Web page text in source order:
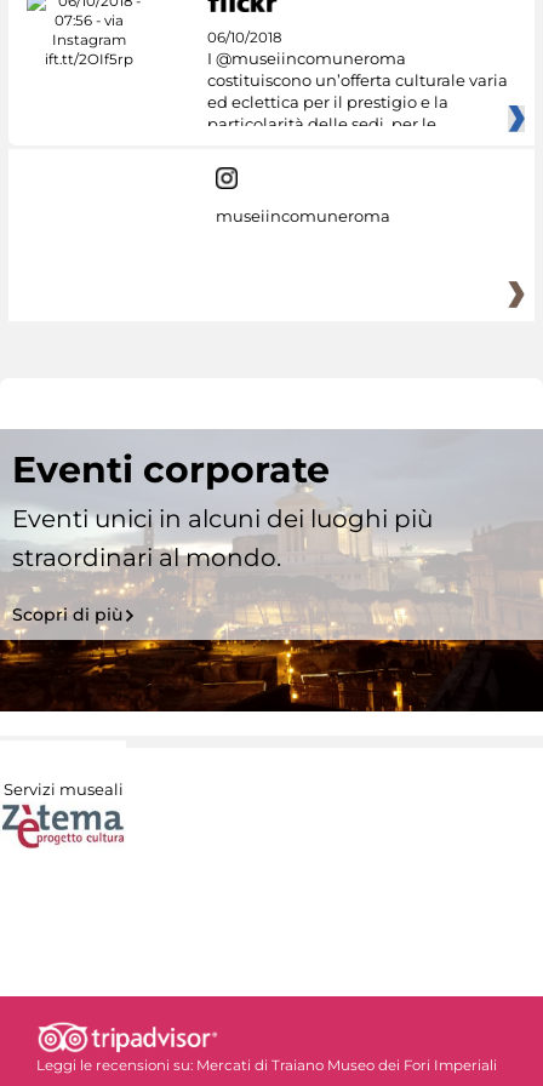
06/10/2018
I @museiincomuneroma
costituiscono un’offerta culturale varia
ed eclettica per il prestigio e la
particolarità delle sedi, per le
museiincomuneroma
Eventi corporate
Eventi unici in alcuni dei luoghi più
straordinari al mondo.
Scopri di più
Servizi museali
Leggi le recensioni su: Mercati di Traiano Museo dei Fori Imperiali